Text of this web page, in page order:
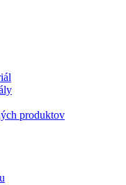
produktov